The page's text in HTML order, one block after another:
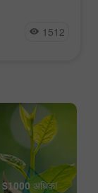
1512
$1000 अधिक!